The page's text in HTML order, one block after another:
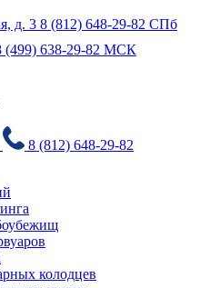
д. 3 8 (812) 648-29-82 СПб
(499) 638-29-82 МСК
8 (812) 648-29-82
колодцев